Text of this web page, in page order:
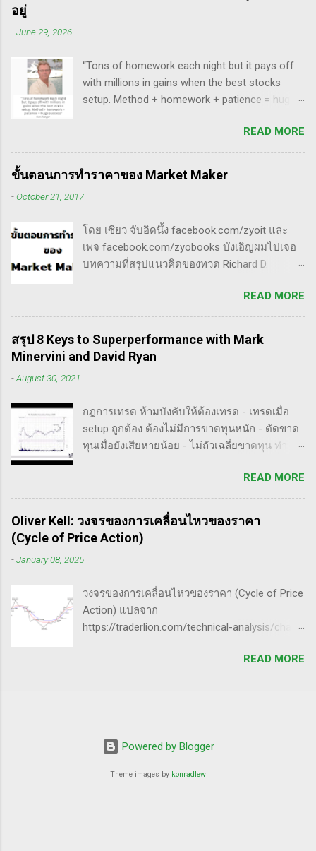
นี้นะ...
ออก เหลือตัวเจ๋งๆ แรงๆ ให้มันวิ่งทำเงินให้เราไป
เมื่อเอามาใช้ร่วมกับวอลุ่ม ในคลิปนี้เธอจัดเต็ม
เรื่องของ gap ซึ่งถือว่าครบเครื่องเอามากๆ ทฤษฎี
gap ที่เกี่ยวข้องกับเวฟ มีดังนี้ Common gap ใน
มือที่หวงของ เพราะเขาจะตบขึ้น/ลงเพื่อให้เม่า
คายหุ้นคืน ยิ่งมีเยอะยิ่งน่าสนใจ gap ประเภทนี้มัก
จะมีการลงมาปิดในเวลาอีกไม่นาน เพราะราคายัง
ประเภท double three Breakaway gap เป็นการ
กระโดดข้ามเวฟสอง...
อยู่
-June 29, 2026
“Tons of homework each night but it pays off
with millions in gains when the best stocks
setup. Method + homework + patience = huge
“การทำการบ้านอย่างหนักทุกคืน จะให้ผล
ตอบแทนเป็นผลกำไรมหาศาลเป็นล้านๆ เมื่อรวม
วิธีการที่พิสูจน์ได้ การบ้าน และความอดทนเข้า
เป็นการติดตามข่าวสาร การวิเคราะห์ทางเทคนิค
หรือปัจจัยพื้นฐาน การสแกนหุ้นที่มีศักยภาพเป็นผู้
ชนะในอนาคต การลงรายละเอียดในการวิเคราะห์
จังหวะที่เหมาะสมในการเข้าเทรด . - วิธีการที่
พิสูจน์แล้วว่าทำเงินได้จริงและทำซ้ำได้ตลอด
(Method): การมีระบบหรือกลยุทธ์ที่ชัดเจนในการ
เทรดเป็นสิ่งสำคัญ เพราะจะช่วยให้คุณไม่หลงลืม
(Patience): การรอคอยและไม่รีบร้อนถือเป็น
คุณสมบัติที่สำคัญในนักเทรด ความอดทนช่วยให้
คุณสามารถทนต่อความผันผวนของตลาดและรอ
คอยจังหวะที่ดี...
READ MORE
ขั้นตอนการทำราคาของ Market Maker
-October 21, 2017
โดย เซียว จับอิดนึ้ง facebook.com/zyoit และ
เพจ facebook.com/zyobooks บังเอิญผมไปเจอ
บทความที่สรุปแนวคิดของทวด Richard D.
เอง, ก็เลยอดตื่นใจไม่ได้กับข้อมูลที่เขาเขียนถึง "
How Manipulators Operate " ซึีงผมตีความว่ามัน
น่าเป็น " ขั้นตอนการทำราคาของ Market Maker "
พอได้สแกนคร่าวๆแล้วก็รู้สึกว่าน่าสนใจ เลย
พยายามแปลให้ตัวเองรู้เรื่อง แม้ว่าภาษาของแกจะ
อาจจะไม่เป๊ะตามใจความที่เขาพยายามสื่อ แต่ก็
น่าจะพอเห็นภาพได้ในระดับหนึ่งครับ ใครที่ภาษา
อังกฤษคล่องๆ ก็ไปอ่านต้นฉบับได้ที่ลิ้งค์นี้นะ
3/01/21/book-review-of-stock-market-
technique-number-one-by-richard-d-wyckoff/
ขั้นตอนการทำราคาของ Market Maker 1) เลือก
เป้าหมาย - ทำการทดสอบอย่างต่อเนื่องเพื่อดูว่า
ตลาดที่มีความต้านทานน้อยสุด - ที่ต้องเลือกตัวที่
มีความต้าน...
READ MORE
สรุป 8 Keys to Superperformance with Mark
Minervini and David Ryan
-August 30, 2021
กฎการเทรด ห้ามบังคับให้ต้องเทรด - เทรดเมื่อ
setup ถูกต้อง ต้องไม่มีการขาดทุนหนัก - ตัดขาด
ทุนเมื่อยังเสียหายน้อย - ไม่ถัวเฉลี่ยขาดทุน ทำ
ตนเอง และต้องตั้งกฏขึ้นมา - ต้องมีวินัย ทำตาม
กฎ - ต้องอยู่ในขอบเขตความรู้/สามารถในการ
แข่งขันตน - เทรดตาม setup ที่คุ้นเคย - ห้ามถัว
เฉลี่ยขาดทุน เป้าหมายของนักเทรดมืออาชีพ -
ตัดขาดทุนให้เสียหายน้อยไว้ก่อน - กินกำไรคำ
ใหญ่(กว่าตัดขาดทุน) - ทบต้นให้ได้มากที่สุด /
50% ของทั้งหมด กุญแจ 4 ดอกเพื่อปั้นพอร์ตให้โต
ระเบิด ๑. จับจังหวะตลาด Price pattern ฐานราคา
จะเกิดซ้ำรอยเสมอ ระบุให้ได้ ซื้อให้ถูกจังหวะ ฝึก
ที่ - ทะลุขึ้นจากการบีบตัว consolidation - ทะลุขึ้น
กำไร อย่าถือยาว จบรอบ ตัวใครตัวมัน ๒.
READ MORE
Oliver Kell: วงจรของการเคลื่อนไหวของราคา
(Cycle of Price Action)
-January 08, 2025
วงจรของการเคลื่อนไหวของราคา (Cycle of Price
Action) แปลจาก
https://traderlion.com/technical-analysis/chart-
Oliver Kell เป็นนักเทรดที่ประสบความสำเร็จอย่าง
ตลาดขาขึ้น (Uptrend) และตลาดขาลง
Price Action กลยุทธ์ Cycle of Price Action ของ
READ MORE
Powered by Blogger
Theme images by konradlew